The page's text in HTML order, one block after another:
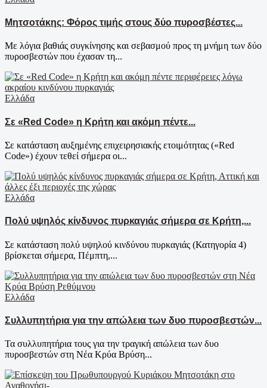
Μητσοτάκης: Φόρος τιμής στους δύο πυροσβέστες...
Με λόγια βαθιάς συγκίνησης και σεβασμού προς τη μνήμη των δύο
πυροσβεστών που έχασαν τη...
Ελλάδα
Σε «Red Code» η Κρήτη και ακόμη πέντε...
Σε κατάσταση αυξημένης επιχειρησιακής ετοιμότητας («Red
Code») έχουν τεθεί σήμερα οι...
Ελλάδα
Πολύ υψηλός κίνδυνος πυρκαγιάς σήμερα σε Κρήτη,...
Σε κατάσταση πολύ υψηλού κινδύνου πυρκαγιάς (Κατηγορία 4)
βρίσκεται σήμερα, Πέμπτη,...
Ελλάδα
Συλλυπητήρια για την απώλεια των δυο πυροσβεστών...
Τα συλλυπητήρια τους για την τραγική απώλεια των δυο
πυροσβεστών στη Νέα Κρύα Βρύση...